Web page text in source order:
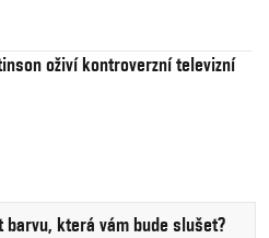
oživí kontroverzní televizní
barvu, která vám bude slušet?